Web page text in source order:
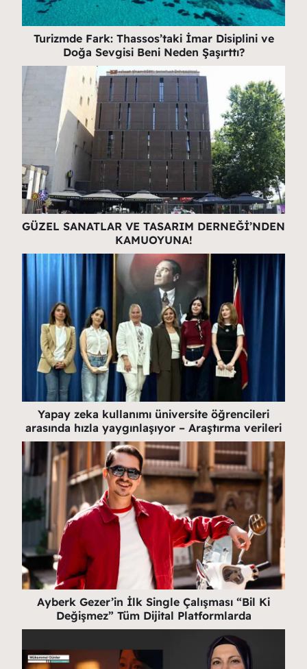
Turizmde Fark: Thassos’taki İmar Disiplini ve
Doğa Sevgisi Beni Neden Şaşırttı?
GÜZEL SANATLAR VE TASARIM DERNEĞİ’NDEN
KAMUOYUNA!
Yapay zeka kullanımı üniversite öğrencileri
arasında hızla yaygınlaşıyor – Araştırma verileri
Ayberk Gezer’in İlk Single Çalışması “Bil Ki
Değişmez” Tüm Dijital Platformlarda